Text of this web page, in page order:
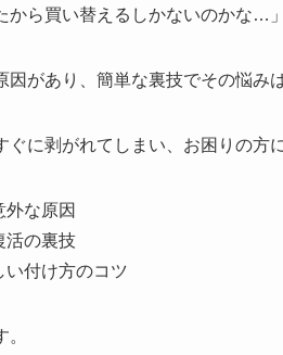
から買い替えるしかないのかな…
因があり、簡単な裏技でその悩み
に剥がれてしまい、お困りの方
な原因
活の裏技
い付け方のコツ